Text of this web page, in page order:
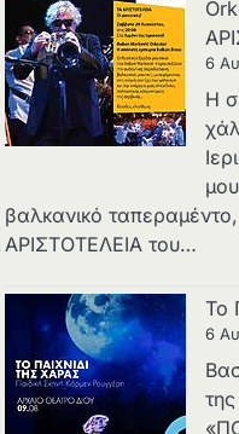
6
Η
βαλκανικό
ΑΡΙΣΤΟΤΕΛΕΙΑ του…
Το
6